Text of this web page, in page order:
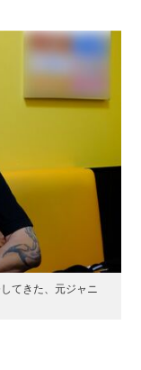
てきた、元ジャニ